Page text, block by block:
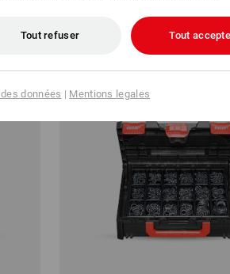
Tout refuser Tout
données | Mentions legales